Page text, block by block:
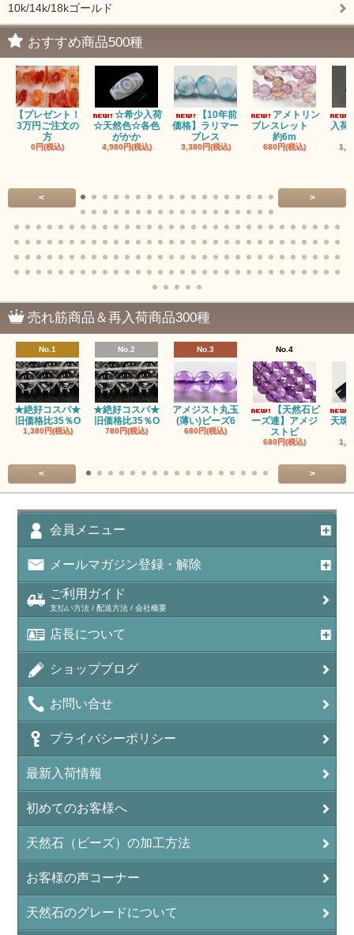
10k/14k/18kゴールド
おすすめ商品500種
【プレゼント！
3万円ご注文の
方
0円(税込)
☆希少入荷
☆天然色☆各色
がかか
4,980円(税込)
【10年前
価格】ラリマー
ブレス
3,380円(税込)
アメトリン
ブレスレット
約6m
680円(税込)
入荷
< >
売れ筋商品＆再入荷商品300種
No.1
★絶好コスパ★
旧価格比35％O
1,380円(税込)
No.2
★絶好コスパ★
旧価格比35％O
780円(税込)
No.3
アメジスト丸玉
(薄い)ビーズ6
680円(税込)
No.4
【天然石ビ
ーズ連】アメジ
ストビ
680円(税込)
天珠
< >
会員メニュー
メールマガジン登録・解除
ご利用ガイド
支払い方法 / 配送方法 / 会社概要
店長について
ショップブログ
お問い合せ
プライバシーポリシー
最新入荷情報
初めてのお客様へ
天然石（ビーズ）の加工方法
お客様の声コーナー
天然石のグレードについて